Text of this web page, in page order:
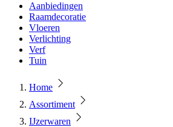
Aanbiedingen
Raamdecoratie
Vloeren
Verlichting
Verf
Tuin
Home
Assortiment
IJzerwaren